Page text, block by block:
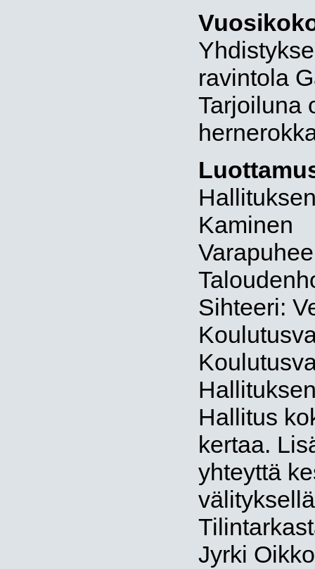
ravintola
Tarjoiluna
Kaminen
Sihteeri:
Hallitus
kertaa.
yhteyttä
Jyrki